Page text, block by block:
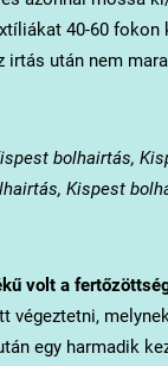
40-60 fokon
irtás után nem
bolhairtás,
Kispest
volt a
végeztetni,
egy harmadik